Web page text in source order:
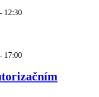
12:30
17:00